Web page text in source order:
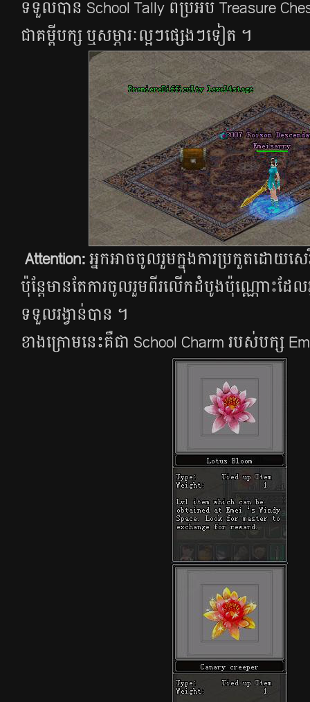
ទទួលបាន School Tally ពីប្រអប់ Treasure
ជាគម្ពី​បក្ស ឬសម្ភារៈល្អៗផ្សេងៗទៀត ។
Attention:អ្នក​អាច​ចូល​រួម​ក្នុង​ការ​ប្រកួត​ដោយ​ស
ប៉ុន្តែ​មាន​តែ​ការ​ចូល​រួម​ពីរ​លើក​ដំបូង​​ប៉ុណ្ណោះ​ដែ
ទទួល​រង្វាន់​បាន​ ។
ខាងក្រោមនេះគឺជា School Charm របស់បក្ស